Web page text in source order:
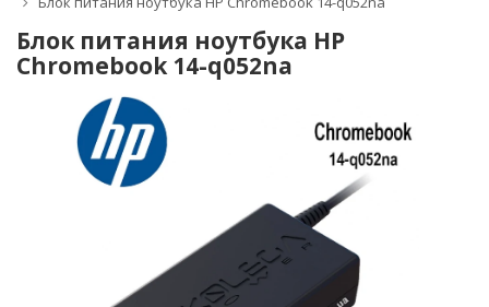
Блок питания ноутбука HP
Chromebook 14-q052na